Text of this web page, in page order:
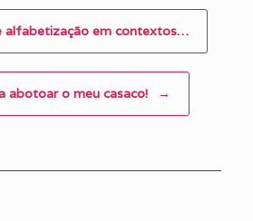
alfabetização em contextos…
abotoar o meu casaco! →